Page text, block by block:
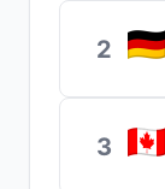
2
3